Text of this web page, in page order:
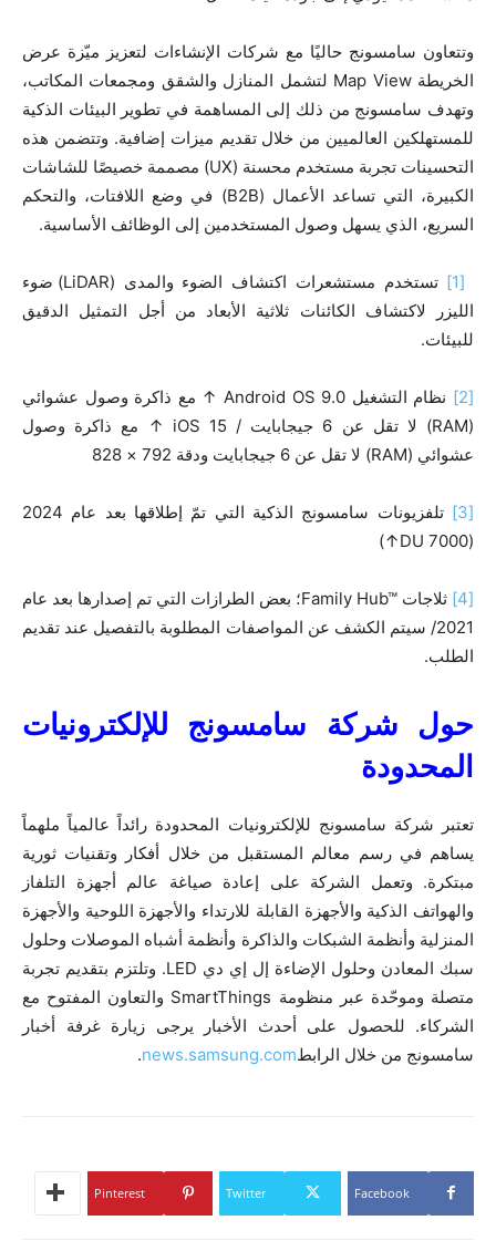
وتتعاون سامسونج حاليًا مع شركات الإنشاءات لتعزيز ميّزة عرض
الخريطة Map View لتشمل المنازل والشقق ومجمعات المكاتب،
وتهدف سامسونج من ذلك إلى المساهمة في تطوير البيئات الذكية
للمستهلكين العالميين من خلال تقديم ميزات إضافية. وتتضمن هذه
التحسينات تجربة مستخدم محسنة (UX) مصممة خصيصًا للشاشات
الكبيرة، التي تساعد الأعمال (B2B) في وضع اللافتات، والتحكم
السريع، الذي يسهل وصول المستخدمين إلى الوظائف الأساسية.
[1]
تستخدم مستشعرات اكتشاف الضوء والمدى (LiDAR) ضوء
الليزر لاكتشاف الكائنات ثلاثية الأبعاد من أجل التمثيل الدقيق
للبيئات.
[2]
نظام التشغيل Android OS 9.0 ↑ مع ذاكرة وصول عشوائي
(RAM) لا تقل عن 6 جيجابايت / iOS 15 ↑ مع ذاكرة وصول
عشوائي (RAM) لا تقل عن 6 جيجابايت ودقة 792 × 828
[3]
تلفزيونات سامسونج الذكية التي تمّ إطلاقها بعد عام 2024
(DU 7000↑)
[4]
ثلاجات Family Hub™‎؛ بعض الطرازات التي تم إصدارها بعد عام
2021/ سيتم الكشف عن المواصفات المطلوبة بالتفصيل عند تقديم
الطلب.
حول شركة سامسونج للإلكترونيات
المحدودة
تعتبر شركة سامسونج للإلكترونيات المحدودة رائداً عالمياً ملهماً
يساهم في رسم معالم المستقبل من خلال أفكار وتقنيات ثورية
مبتكرة. وتعمل الشركة على إعادة صياغة عالم أجهزة التلفاز
والهواتف الذكية والأجهزة القابلة للارتداء والأجهزة اللوحية والأجهزة
المنزلية وأنظمة الشبكات والذاكرة وأنظمة أشباه الموصلات وحلول
سبك المعادن وحلول الإضاءة إل إي دي LED. وتلتزم بتقديم تجربة
متصلة وموحّدة عبر منظومة SmartThings والتعاون المفتوح مع
الشركاء. للحصول على أحدث الأخبار يرجى زيارة غرفة أخبار
سامسونج من خلال الرابطnews.samsung.com
.
Facebook
Twitter
Pinterest